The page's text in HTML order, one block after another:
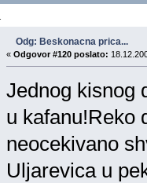
Odg: Beskonacna prica...
« Odgovor #120 poslato:
Jednog kisnog
u kafanu!Reko
neocekivano
Uljarevica u